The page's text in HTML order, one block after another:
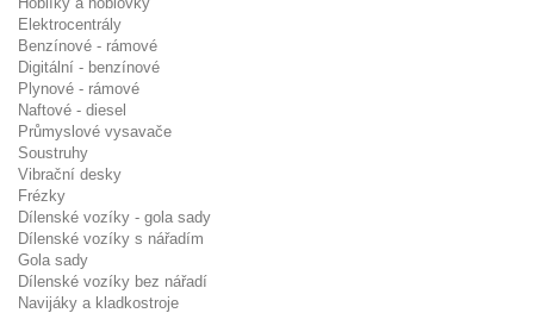
Elektrocentrály
Benzínové - rámové
Digitální - benzínové
Plynové - rámové
Naftové - diesel
Průmyslové vysavače
Soustruhy
Vibrační desky
Frézky
Dílenské vozíky - gola sady
Dílenské vozíky s nářadím
Gola sady
Dílenské vozíky bez nářadí
Navijáky a kladkostroje